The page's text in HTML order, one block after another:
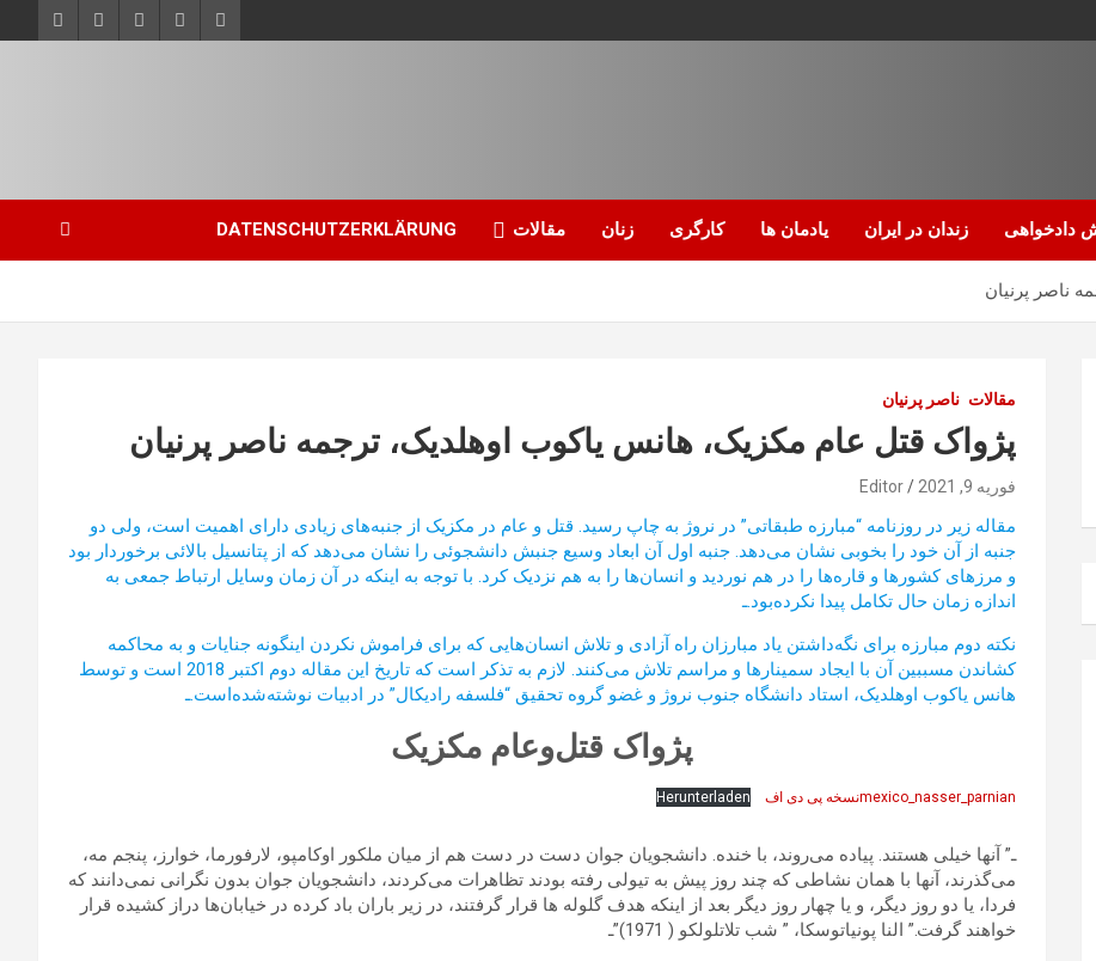
دادخواهی زندان در ایران یادمان ها کارگری زنان مقالات DATENSCHUTZERKLÄRUNG
ناصر پرنیان
مقالات ناصر پرنیان
پژواک قتل عام مکزیک، هانس یاکوب اوهلدیک، ترجمه ناصر پرنیان
فوریه 9, 2021 Editor
مقاله زیر در روزنامه “مبارزه طبقاتی” در نروژ به چاپ رسید. قتل و عام در مکزیک از جنبه‌های زیادی دارای اهمیت است، ولی دو
جنبه از آن خود را بخوبی نشان می‌دهد. جنبه اول آن ابعاد وسیع جنبش دانشجوئی را نشان می‌دهد که از پتانسیل بالائی برخوردار بود
و مرزهای کشورها و قاره‌ها را در هم نوردید و انسان‌ها را به هم نزدیک کرد. با توجه به اینکه در آن زمان وسایل ارتباط جمعی به
اندازه زمان حال تکامل پیدا نکرده‌بود.ـ
نکته دوم مبارزه برای نگه‌داشتن یاد مبارزان راه آزادی و تلاش انسان‌هایی که برای فراموش نکردن اینگونه جنایات و به محاکمه
کشاندن مسببین آن با ایجاد سمینارها و مراسم‌ تلاش می‌کنند. لازم به تذکر است که تاریخ این مقاله دوم اکتبر 2018 است و توسط
هانس یاکوب اوهلدیک، استاد دانشگاه جنوب نروژ و غضو گروه تحقیق “فلسفه رادیکال” در ادبیات نوشته‌شده‌است.ـ
پژواک قتل‌وعام مکزیک
mexico_nasser_parnianنسخه پی دی اف Herunterladen
ـ” آنها خیلی هستند. پیاده می‌روند، با خنده. دانشجویان جوان دست در دست هم از میان ملکور اوکامپو، لارفورما، خوارز، پنجم مه،
می‌گذرند، آنها با همان نشاطی که چند روز پیش به تیولی رفته بودند تظاهرات می‌کردند، دانشجویان جوان بدون نگرانی نمی‌دانند که
فردا، یا دو روز دیگر، و یا چهار روز دیگر بعد از اینکه هدف گلوله ها قرار گرفتند، در زیر باران باد کرده در خیابان‌ها دراز کشیده قرار
خواهند گرفت.” النا پونیاتوسکا، ” شب تلاتلولکو ( 1971)”ـ